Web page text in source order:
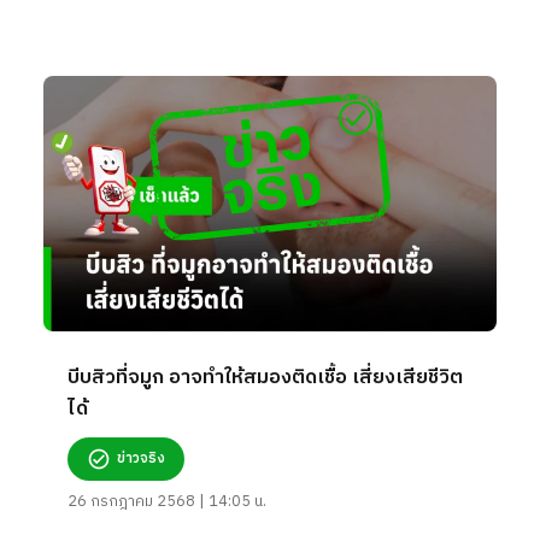
บีบสิวที่จมูก อาจทำให้สมองติดเชื้อ เสี่ยงเสียชีวิต
ได้
ข่าวจริง
26 กรกฎาคม 2568 | 14:05 น.